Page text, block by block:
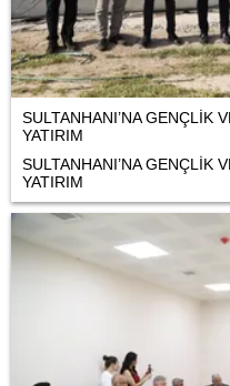
SULTANHANI’NA GENÇLİK
YATIRIM
SULTANHANI’NA GENÇLİK
YATIRIM